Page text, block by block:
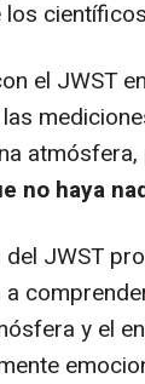
el JWST
atmósfera,
no haya
JWST
y el